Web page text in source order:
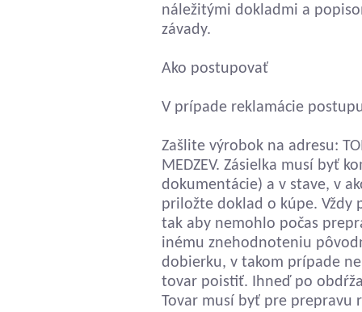
náležitými dokladmi a
závady.
Ako postupovať
V prípade reklamácie
Zašlite výrobok na adresu:
MEDZEV. Zásielka musí byť
dokumentácie) a v stave, v
priložte doklad o kúpe. Vždy
tak aby nemohlo počas
inému znehodnoteniu
dobierku, v takom prípade
tovar poistiť. Ihneď po
Tovar musí byť pre prepravu